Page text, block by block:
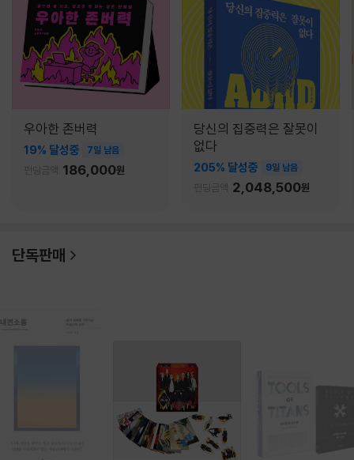
우아한 존버력
19% 달성중 7일 남음
펀딩금액 186,000원
당신의 집중력은 잘못이
없다
205% 달성중 9일 남음
펀딩금액 2,048,500원
단독판매